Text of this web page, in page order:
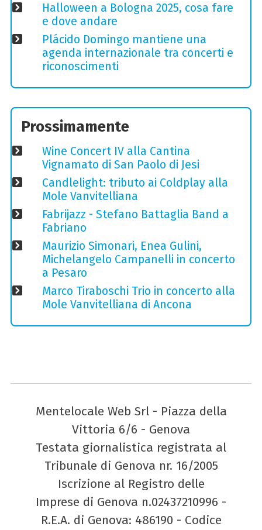
Halloween a Bologna 2025, cosa fare
e dove andare
Plácido Domingo mantiene una
agenda internazionale tra concerti e
riconoscimenti
Prossimamente
Wine Concert IV alla Cantina
Vignamato di San Paolo di Jesi
Candlelight: tributo ai Coldplay alla
Mole Vanvitelliana
Fabrijazz - Stefano Battaglia Band a
Fabriano
Maurizio Simonari, Enea Gulini,
Michelangelo Campanelli in concerto
a Pesaro
Marco Tiraboschi Trio in concerto alla
Mole Vanvitelliana di Ancona
Mentelocale Web Srl - Piazza della
Vittoria 6/6 - Genova
Testata giornalistica registrata al
Tribunale di Genova nr. 16/2005
Iscrizione al Registro delle
Imprese di Genova n.02437210996 -
R.E.A. di Genova: 486190 - Codice